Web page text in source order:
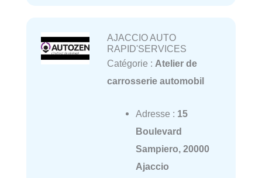
AJACCIO AUTO
RAPID'SERVICES
Catégorie : Atelier de
carrosserie automobil
Adresse : 15
Boulevard
Sampiero, 20000
Ajaccio